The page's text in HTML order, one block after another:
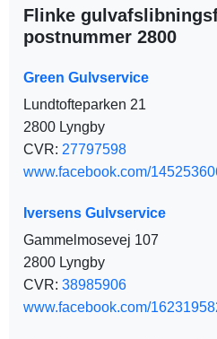
Flinke
postnummer 2800
Green Gulvservice
Lundtofteparken 21
2800 Lyngby
CVR: 27797598
www.facebook.com/
Iversens Gulvservice
Gammelmosevej 107
2800 Lyngby
CVR: 38985906
www.facebook.com/